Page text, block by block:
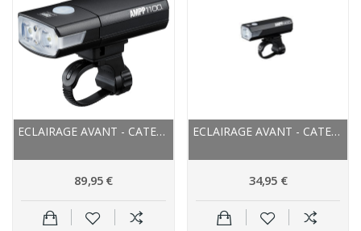
ECLAIRAGE AVANT - CATEYE AMPP 1100 AVANT - NOIR
89,95 €
ECLAIRAGE AVANT - CATEYE AMPP 400 AVANT - 1 LED...
34,95 €